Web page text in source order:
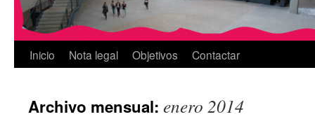
Inicio Nota legal Objetivos Contactar
Archivo mensual: enero 2014